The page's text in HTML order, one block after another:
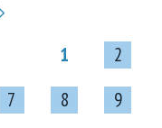
1
2
7 8
9